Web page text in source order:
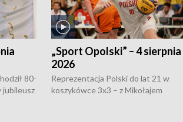
80-
jubileusz
„Sport Opolski” – 4 sierpnia
2026
Reprezentacja Polski do lat 21 w
koszykówce 3x3 – z Mikołajem